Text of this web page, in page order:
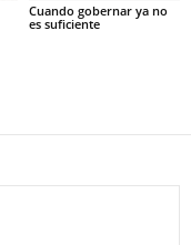
Cuando gobernar ya no
es suficiente